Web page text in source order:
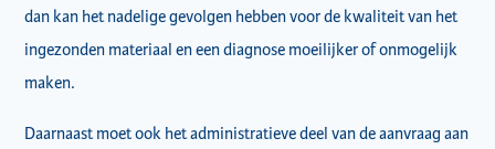
dan kan het nadelige gevolgen hebben voor de kwaliteit van het
ingezonden materiaal en een diagnose moeilijker of onmogelijk
maken.
Daarnaast moet ook het administratieve deel van de aanvraag aan